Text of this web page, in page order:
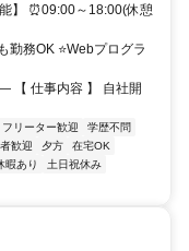
】 ⏰09:00～18:00(休憩
勤務OK ⭐Webプログラ
内容 】 自社開
フリーター歓迎
学歴不問
歓迎 夕方
在宅OK
暇あり
土日祝休み